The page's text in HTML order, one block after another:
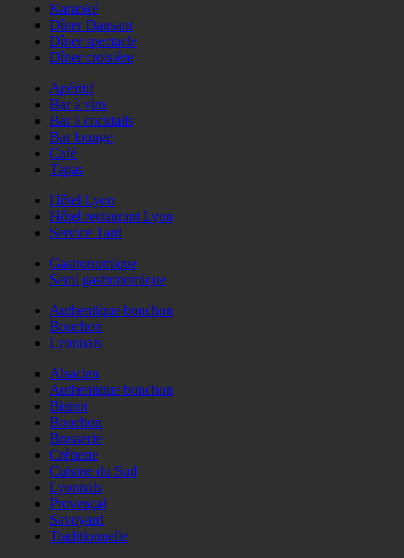
Karaoké
Dîner Dansant
Dîner spectacle
Dîner croisière
Apéritif
Bar à vins
Bar à cocktails
Bar lounge
Café
Tapas
Hôtel Lyon
Hôtel restaurant Lyon
Service Tard
Gastronomique
Semi gastronomique
Authentique bouchon
Bouchon
Lyonnais
Alsacien
Authentique bouchon
Bistrot
Bouchon
Brasserie
Crêperie
Cuisine du Sud
Lyonnais
Provençal
Savoyard
Traditionnelle